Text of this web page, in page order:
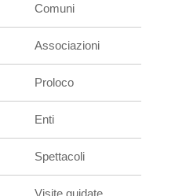
Comuni
Associazioni
Proloco
Enti
Spettacoli
Visite guidate